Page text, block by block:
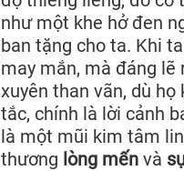
như một khe hở đen
ban tặng cho ta. Khi
may mắn, mà đáng lẽ
xuyên than vãn, dù
tắc, chính là lời cảnh
là một mũi kim tâm
thương lòng mến và